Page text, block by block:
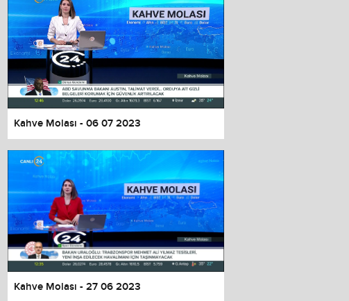
Kahve Molası - 06 07 2023
Kahve Molası - 27 06 2023